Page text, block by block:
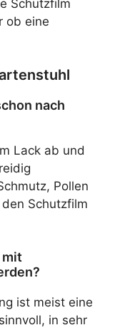
Schutzfilm
ob eine
nach
Lack ab und
Pollen
Schutzfilm
ist meist eine
in sehr